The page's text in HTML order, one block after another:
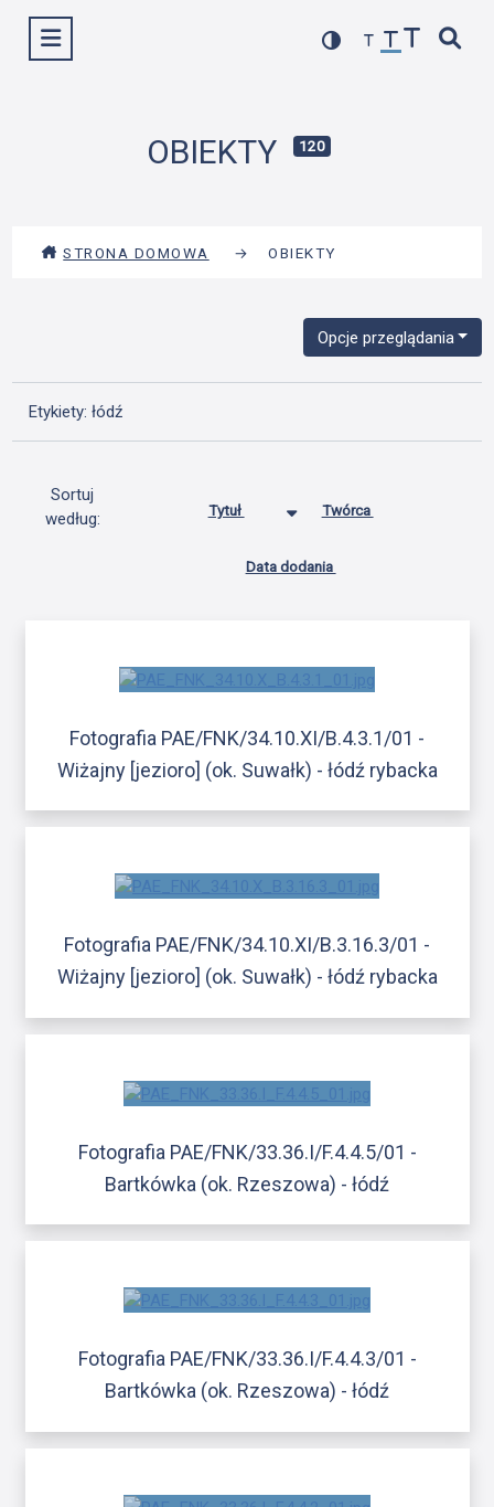
Wyświetl menu
OBIEKTY 120
STRONA DOMOWA → OBIEKTY
Opcje przeglądania
Etykiety: łódź
Sortuj
według:
Tytuł Twórca
Data dodania
Fotografia PAE/FNK/34.10.XI/B.4.3.1/01 -
Wiżajny [jezioro] (ok. Suwałk) - łódź rybacka
Fotografia PAE/FNK/34.10.XI/B.3.16.3/01 -
Wiżajny [jezioro] (ok. Suwałk) - łódź rybacka
Fotografia PAE/FNK/33.36.I/F.4.4.5/01 -
Bartkówka (ok. Rzeszowa) - łódź
Fotografia PAE/FNK/33.36.I/F.4.4.3/01 -
Bartkówka (ok. Rzeszowa) - łódź